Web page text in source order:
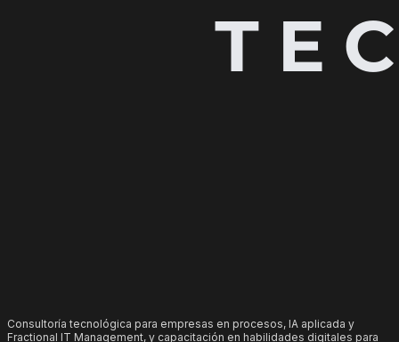
Consultoría tecnológica para empresas en procesos, IA aplicada y
Fractional IT Management, y capacitación en habilidades digitales para